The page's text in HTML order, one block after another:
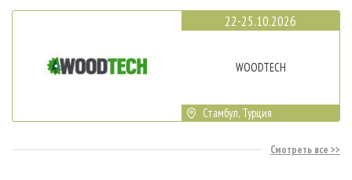
22-25.10.2026
WOODTECH
Стамбул, Турция
Смотреть все